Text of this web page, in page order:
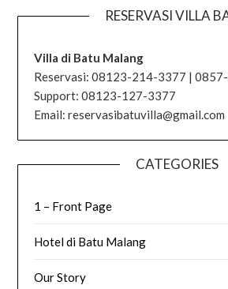
RESERVASI VILLA
Villa di Batu Malang
Reservasi: 08123-214-3377 |
Support: 08123-127-3377
Email: reservasibatuvilla@gmail.com
CATEGORIES
1 – Front Page
Hotel di Batu Malang
Our Story